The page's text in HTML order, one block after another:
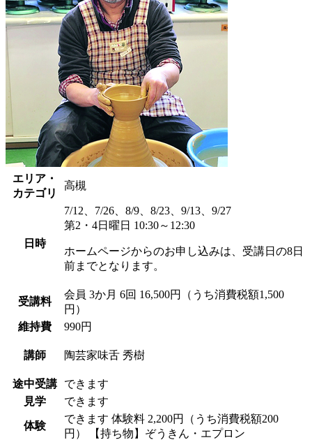
エリア・
カテゴリ
高槻
日時
7/12、7/26、8/9、8/23、9/13、9/27
第2・4日曜日 10:30～12:30
ホームページからのお申し込みは、受講日の8日
前までとなります。
受講料
会員 3か月 6回 16,500円（うち消費税額1,500
円）
維持費
990円
講師 陶芸家味舌 秀樹
途中受講
できます
見学
できます
体験
できます 体験料 2,200円（うち消費税額200
円）
【持ち物】ぞうきん・エプロン